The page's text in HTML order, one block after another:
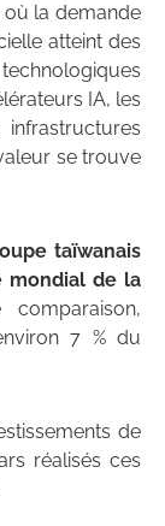
où la demande
atteint des
IA, les
se trouve
taïwanais
mondial de la
7 % du
de
réalisés ces